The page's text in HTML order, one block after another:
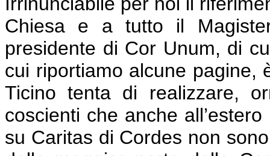
Chiesa e a tutto il
presidente di Cor Unum, di
cui riportiamo alcune pagine,
Ticino tenta di realizzare,
coscienti che anche
su Caritas di Cordes non